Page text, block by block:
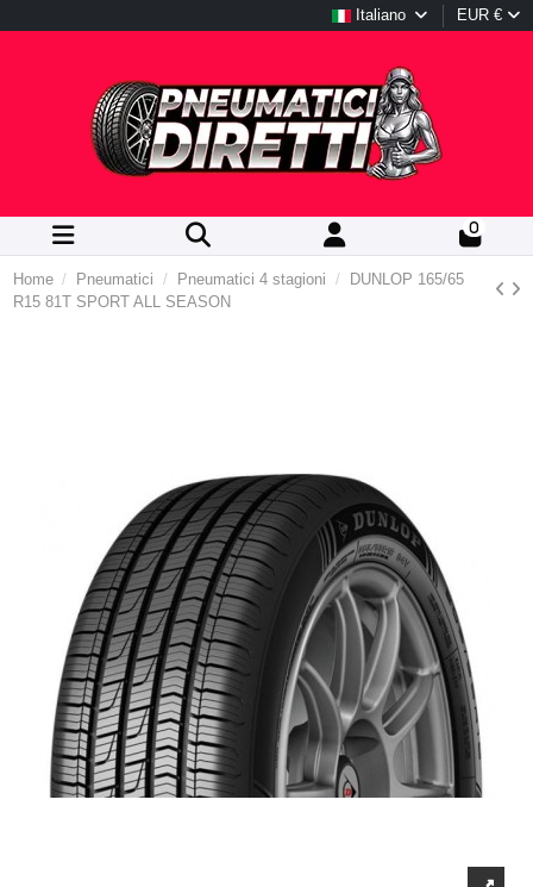
Italiano EUR €
0
Home Pneumatici Pneumatici 4 stagioni
DUNLOP 165/65
R15 81T SPORT ALL SEASON